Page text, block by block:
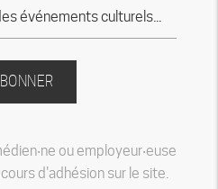
ou employeur‧euse
d'adhésion sur le site.